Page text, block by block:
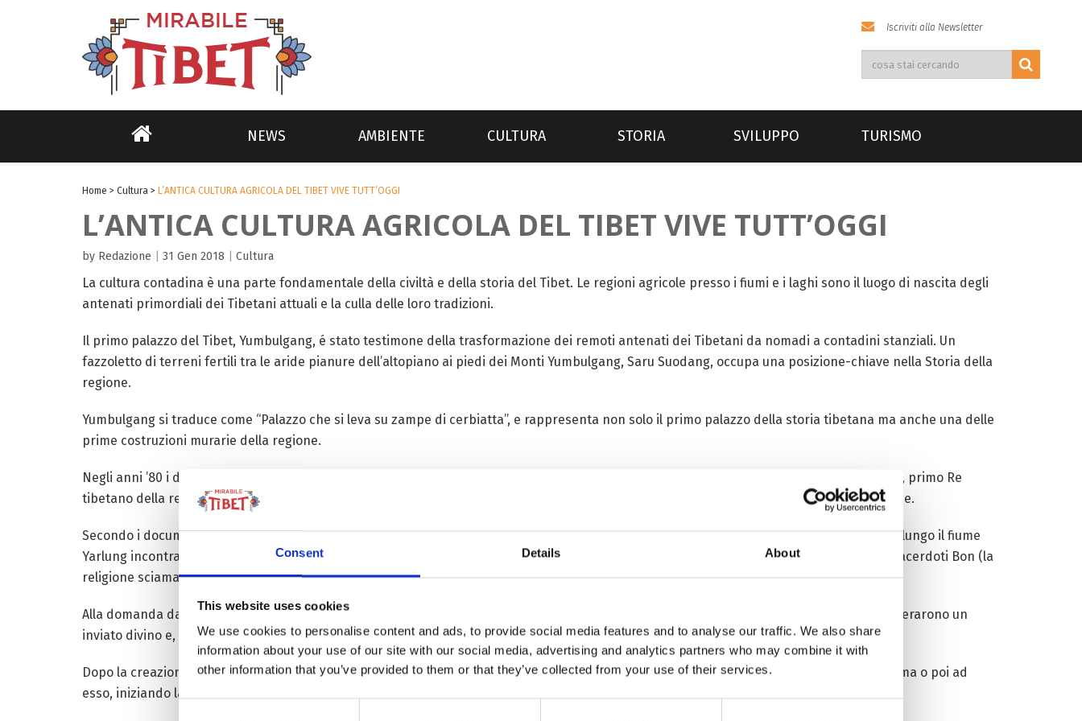
Consent Details About
This website uses cookies
We use cookies to personalise content and ads, to provide social media features and to analyse our traffic. We also share
information about your use of our site with our social media, advertising and analytics partners who may combine it with
other information that you’ve provided to them or that they’ve collected from your use of their services.
Iscriviti alla Newsletter
NEWS AMBIENTE CULTURA STORIA SVILUPPO TURISMO
Home > Cultura > L’ANTICA CULTURA AGRICOLA DEL TIBET VIVE TUTT’OGGI
L’ANTICA CULTURA AGRICOLA DEL TIBET VIVE TUTT’OGGI
by Redazione 31 Gen 2018 Cultura
La cultura contadina è una parte fondamentale della civiltà e della storia del Tibet. Le regioni agricole presso i fiumi e i laghi sono il luogo di nascita degli
antenati primordiali dei Tibetani attuali e la culla delle loro tradizioni.
Il primo palazzo del Tibet, Yumbulgang, é stato testimone della trasformazione dei remoti antenati dei Tibetani da nomadi a contadini stanziali. Un
fazzoletto di terreni fertili tra le aride pianure dell’altopiano ai piedi dei Monti Yumbulgang, Saru Suodang, occupa una posizione-chiave nella Storia della
regione.
Yumbulgang si traduce come “Palazzo che si leva su zampe di cerbiatta”, e rappresenta non solo il primo palazzo della storia tibetana ma anche una delle
prime costruzioni murarie della regione.
Negli anni ’80 i dipinti murali dei due piani di Yumbulgang sono stati restaurati; essi descrivono in maniera vivida l’ascesa di Nyatri Tsenpo, primo Re
tibetano della regione, la costruzione del palazzo, l’arrivo dal Cielo dei sutra sacri e di altre reliquie, nonché varie parabole e storie religiose.
Secondo i documenti storici del secondo secolo Avanti Cristo diversi pastori che facevano pascolare i loro armenti nella valle di Zanhtang lungo il fiume
Yarlung incontrarono un uomo giovane ed energico e, impossibilitati a comunicare con lui per la differenza di lingua, chiamarono dodici sacerdoti Bon (la
religione sciamanica originaria del Tibet -NdT-) a interrogarlo.
Alla domanda da dove egli provenisse il giovane puntò un dito verso il cielo; gli adepti del Bon, già impressionati dal suo aspetto, lo considerarono un
inviato divino e, trasportandolo sulle loro spalle al villaggio, lo insignirono di ogni onore, offrendogli di guidare le loro tribù.
Dopo la creazione del primo reame tibetano, le tribù che vivevano nel raggio di diverse centinaia di Km attorno allo Yarlung si unirono prima o poi ad
esso, iniziando la costruzione del palazzo Yumbulgang, attorno al quale nacque il primo insediamento tibetano completamente edificato.